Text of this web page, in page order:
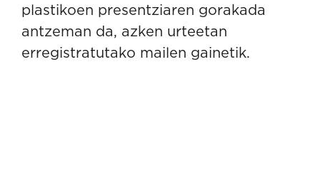
plastikoen presentziaren gorakada
antzeman da, azken urteetan
erregistratutako mailen gainetik.